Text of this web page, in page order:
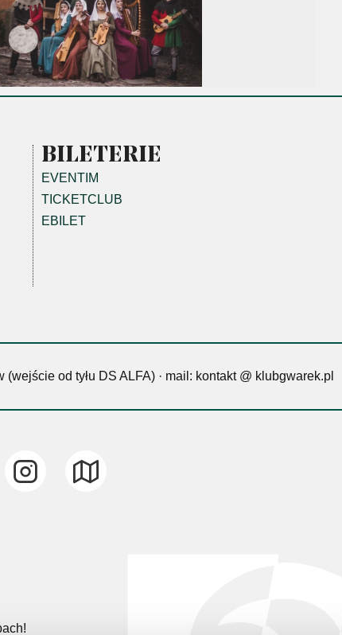
BILETERIE
EVENTIM
TICKETCLUB
EBILET
(wejście od tyłu DS ALFA) · mail: kontakt @ klubgwarek.pl